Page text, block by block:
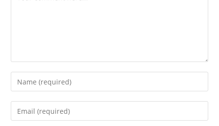
Enter
your
name
Enter
your